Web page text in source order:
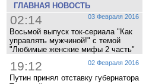
ГЛАВНАЯ НОВОСТЬ
03 Февраля 2016
02:14
Восьмой выпуск ток-сериала "Как
управлять мужчиной!" с темой
"Любимые женские мифы 2 часть"
02 Февраля 2016
19:12
Путин принял отставку губернатора